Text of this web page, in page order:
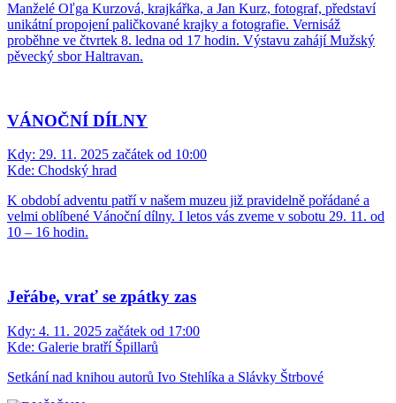
Manželé Oľga Kurzová, krajkářka, a Jan Kurz, fotograf, představí
unikátní propojení paličkované krajky a fotografie. Vernisáž
proběhne ve čtvrtek 8. ledna od 17 hodin. Výstavu zahájí Mužský
pěvecký sbor Haltravan.
VÁNOČNÍ DÍLNY
Kdy: 29. 11. 2025 začátek od 10:00
Kde: Chodský hrad
K období adventu patří v našem muzeu již pravidelně pořádané a
velmi oblíbené Vánoční dílny. I letos vás zveme v sobotu 29. 11. od
10 – 16 hodin.
Jeřábe, vrať se zpátky zas
Kdy: 4. 11. 2025 začátek od 17:00
Kde: Galerie bratří Špillarů
Setkání nad knihou autorů Ivo Stehlíka a Slávky Štrbové